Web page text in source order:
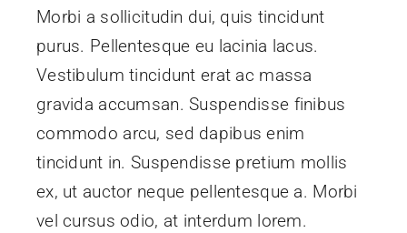
Morbi a sollicitudin dui, quis tincidunt
purus. Pellentesque eu lacinia lacus.
Vestibulum tincidunt erat ac massa
gravida accumsan. Suspendisse finibus
commodo arcu, sed dapibus enim
tincidunt in. Suspendisse pretium mollis
ex, ut auctor neque pellentesque a. Morbi
vel cursus odio, at interdum lorem.